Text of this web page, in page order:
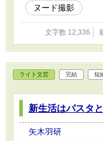
ヌード撮影
文字数 12,336
ライト文芸 完結 短
新生活はパスタ
矢木羽研